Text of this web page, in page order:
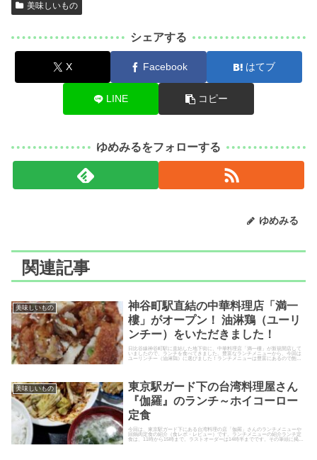
美味しいもの
シェアする
X Facebook はてブ
LINE コピー
ゆめみるをフォローする
ゆめみる
関連記事
美味しいもの
神谷町駅直結の中華料理店「満一
樓」がオープン！ 油淋鶏（ユーリ
ンチー）をいただきました！
日比谷線神谷町駅に直結した地下街に、中華料理店「満一樓」が新規開店して
いましたので、ランチを食べてきました。豊富なランチメニューから、今回は
ユーリンチー（油淋鶏）に選びました！ランチメニューは豊富にあるので飽き
美味しいもの
東京駅ガード下の台湾料理屋さん
『伽羅』のランチ～ホイコーロー
定食
今回は、東京駅ガード下にある台湾料理の店「伽羅」さんのランチメニューや
回鍋肉定食の紹介（食レポ・レビュー）です。ランチメニューの紹介ランチ定
食は、11時から15時まで。ラストオーダーは14時半までです。その筆頭に掲げ